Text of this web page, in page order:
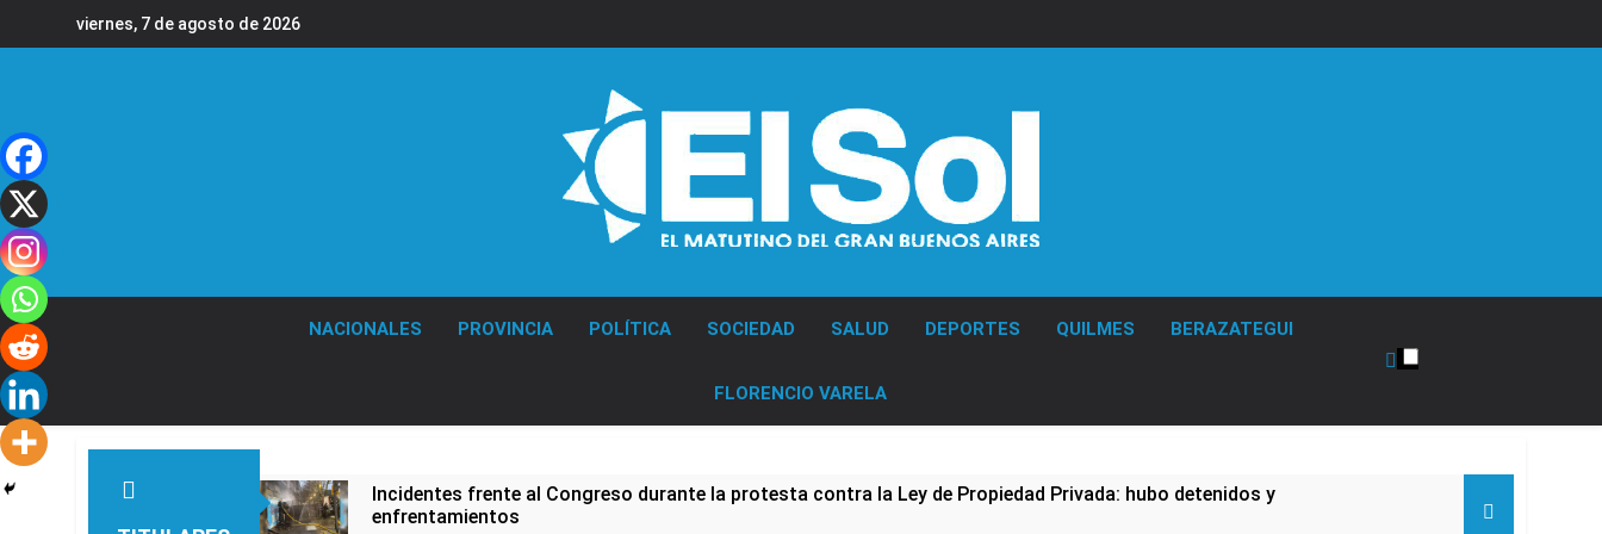
viernes, 7 de agosto de 2026
NACIONALES PROVINCIA POLÍTICA SOCIEDAD SALUD DEPORTES QUILMES BERAZATEGUI
FLORENCIO VARELA
Incidentes frente al Congreso durante la protesta contra la Ley de Propiedad Privada: hubo detenidos y
enfrentamientos